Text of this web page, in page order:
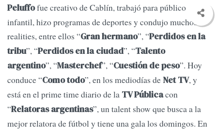
Peluffofue creativo de Cablín, trabajó para público
infantil, hizo programas de deportes y condujo muchos
realities, entre ellos “Gran hermano”, “Perdidos en la
tribu”, “Perdidos en la ciudad”, “Talento
argentino”, “Masterchef”, “Cuestión de peso”. Hoy
conduce “Como todo”, en los mediodías deNet TV, y
está en el prime time diario de la TV Públicacon
“Relatoras argentinas”, un talent show que busca a la
mejor relatora de fútbol y tiene una gala los domingos. En